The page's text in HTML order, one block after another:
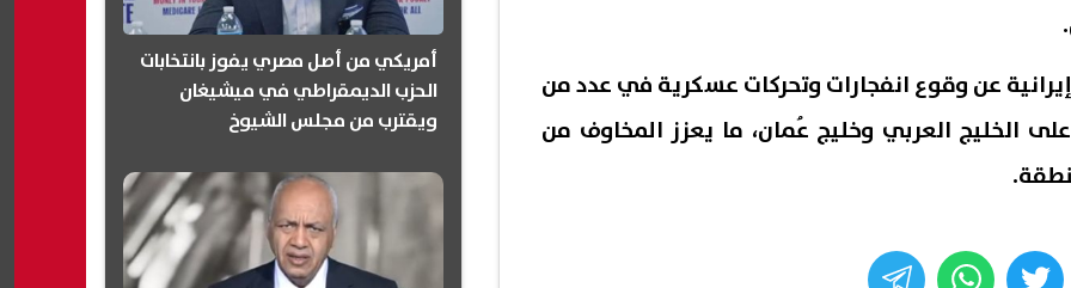
عن وقوع انفجارات وتحركات عسكرية في عدد من
الخليج العربي وخليج عُمان، ما يعزز المخاوف من
أمريكي من أصل مصري يفوز بانتخابات
الحزب الديمقراطي في ميشيغان
ويقترب من مجلس الشيوخ